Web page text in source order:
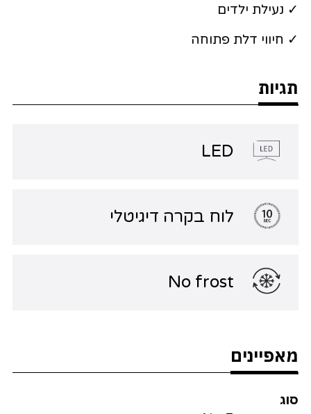
✓ נעילת ילדים
✓ חיווי דלת פתוחה
תגיות
LED
לוח בקרה דיגיטלי
No frost
מאפיינים
סוג